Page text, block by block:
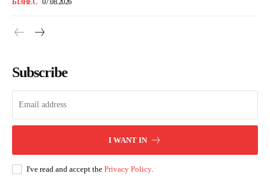
БІЗНЕС 07.08.2026
Subscribe
I WANT IN
I've read and accept the Privacy Policy.